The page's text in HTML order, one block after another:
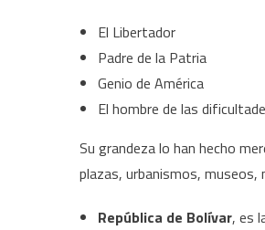
El Libertador
Padre de la Patria
Genio de América
El hombre de las
Su grandeza lo han hecho
plazas, urbanismos,
República de Bolívar, es